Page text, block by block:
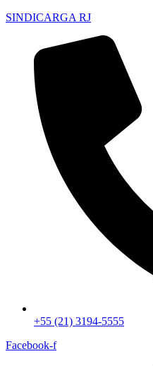
SINDICARGA RJ
+55 (21) 3194-5555
Facebook-f